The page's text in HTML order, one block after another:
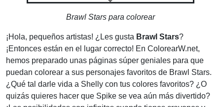
Brawl Stars para colorear
¡Hola, pequeños artistas! ¿Les gusta Brawl Stars?
¡Entonces están en el lugar correcto! En ColorearW.net,
hemos preparado unas páginas súper geniales para que
puedan colorear a sus personajes favoritos de Brawl Stars.
¿Qué tal darle vida a Shelly con tus colores favoritos? ¿O
quizás quieres hacer que Spike se vea aún más divertido?